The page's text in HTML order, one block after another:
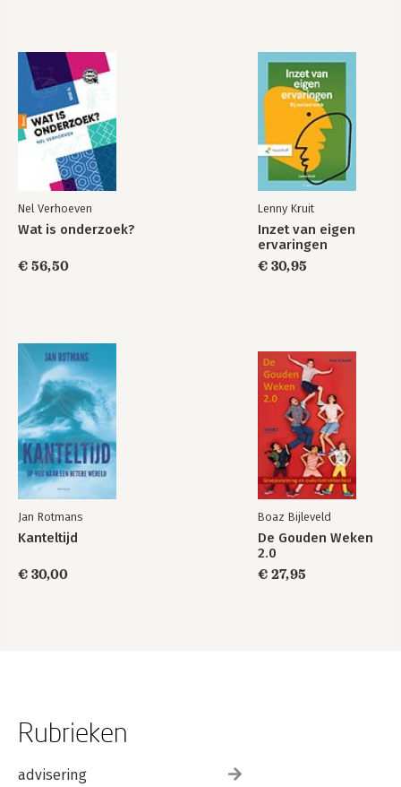
Nel Verhoeven
Wat is onderzoek?
€ 56,50
Lenny Kruit
Inzet van eigen
ervaringen
€ 30,95
Jan Rotmans
Kanteltijd
€ 30,00
Boaz Bijleveld
De Gouden Weken
2.0
€ 27,95
Rubrieken
advisering